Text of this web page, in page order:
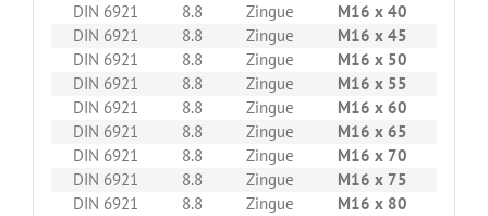
DIN 6921
8.8 Zingue M16 x 40
DIN 6921
8.8 Zingue M16 x 45
DIN 6921
8.8 Zingue M16 x 50
DIN 6921
8.8 Zingue M16 x 55
DIN 6921
8.8 Zingue M16 x 60
DIN 6921
8.8 Zingue M16 x 65
DIN 6921
8.8 Zingue M16 x 70
DIN 6921
8.8 Zingue M16 x 75
DIN 6921
8.8 Zingue M16 x 80